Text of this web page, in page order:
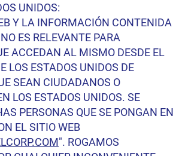
UNIDOS:
Y LA INFORMACIÓN CONTENIDA
ES RELEVANTE PARA
ACCEDAN AL MISMO DESDE EL
LOS ESTADOS UNIDOS DE
SEAN CIUDADANOS O
LOS ESTADOS UNIDOS. SE
PERSONAS QUE SE PONGAN EN
EL SITIO WEB
". ROGAMOS